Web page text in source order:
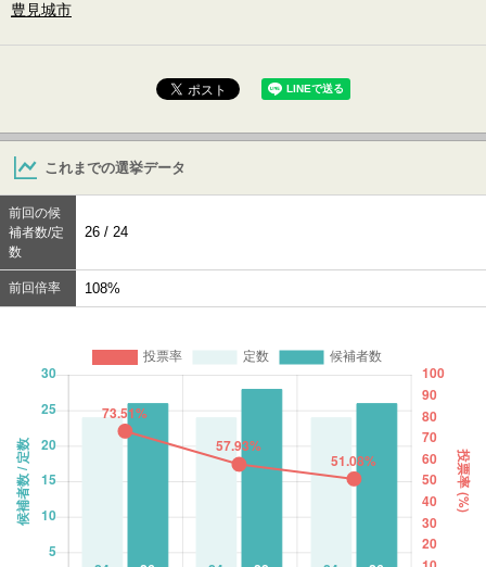
豊見城市
これまでの選挙データ
前回の候
補者数/定
数
26 / 24
前回倍率 108%